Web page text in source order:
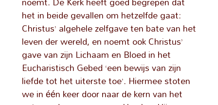
het in beide gevallen om hetzelfde gaat:
Christus’ algehele zelfgave ten bate van het
leven der wereld, en noemt ook Christus’
gave van zijn Lichaam en Bloed in het
Eucharistisch Gebed ‘een bewijs van zijn
liefde tot het uiterste toe’. Hiermee stoten
we in één keer door naar de kern van het